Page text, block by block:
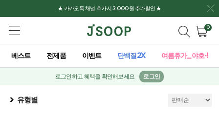
★ 카카오톡 채널 추가시 3,000원 추가할인 ★
0
베스트 전제품 이벤트 단백질2X 여름휴가_야호-!
로그인하고 혜택을 확인해보세요 로그인
유형별